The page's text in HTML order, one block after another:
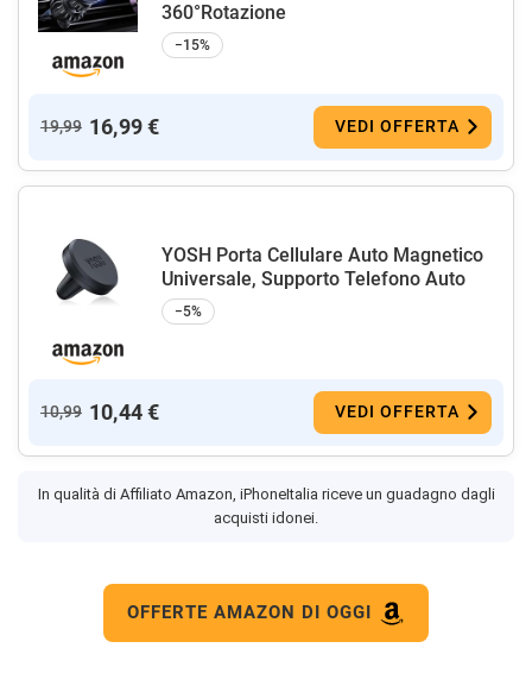
360°Rotazione
−15%
19,99 16,99 € VEDI OFFERTA
YOSH Porta Cellulare Auto Magnetico
Universale, Supporto Telefono Auto
−5%
10,99 10,44 € VEDI OFFERTA
In qualità di Affiliato Amazon, iPhoneItalia riceve un guadagno dagli
acquisti idonei.
OFFERTE AMAZON DI OGGI